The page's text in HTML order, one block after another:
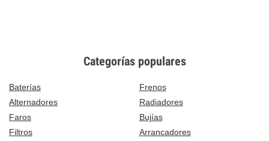
Categorías populares
Baterías
Frenos
Alternadores
Radiadores
Faros
Bujías
Filtros
Arrancadores